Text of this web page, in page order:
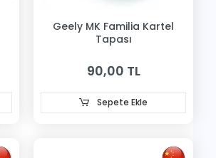
Geely MK Familia Kartel
Tapası
90,00 TL
Sepete Ekle